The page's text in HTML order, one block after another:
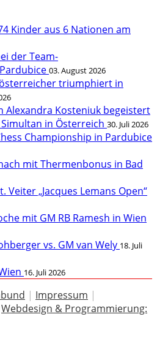
Kinder aus 6 Nationen am
der Team-
03. August 2026
triumphiert in
Alexandra Kosteniuk begeistert
in Österreich 30. Juli 2026
Championship in Pardubice
mit Thermenbonus in Bad
Veiter „Jacques Lemans Open“
mit GM RB Ramesh in Wien
vs. GM van Wely 18. Juli
16. Juli 2026
| Impressum |
Webdesign & Programmierung: